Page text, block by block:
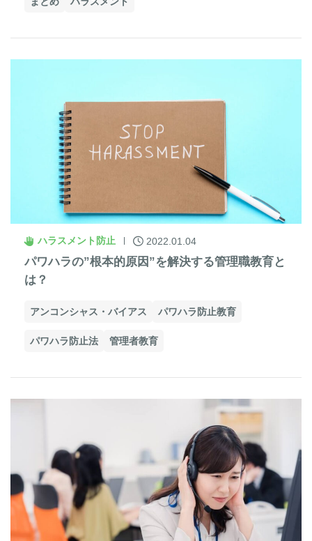
ハラスメント防止 2022.01.04
パワハラの”根本的原因”を解決する管理職教育と
は？
アンコンシャス・バイアス パワハラ防止教育
パワハラ防止法 管理者教育